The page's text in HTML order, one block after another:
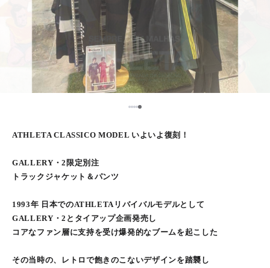
1234
ATHLETA CLASSICO MODEL いよいよ復刻！
GALLERY・2限定別注
トラックジャケット＆パンツ
1993年 日本でのATHLETAリバイバルモデルとして
GALLERY・2とタイアップ企画発売し
コアなファン層に支持を受け爆発的なブームを起こした
その当時の、レトロで飽きのこないデザインを踏襲し